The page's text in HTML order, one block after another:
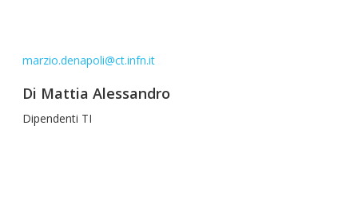
marzio.denapoli@ct.infn.it
Di Mattia Alessandro
Dipendenti TI